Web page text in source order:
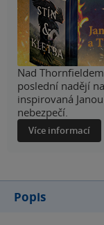
Nad
poslední nadějí
inspirovaná
nebezpečí.
Více informací
Popis